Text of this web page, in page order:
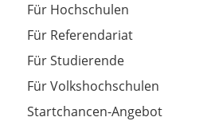
Für Hochschulen
Für Referendariat
Für Studierende
Für Volkshochschulen
Startchancen-Angebot